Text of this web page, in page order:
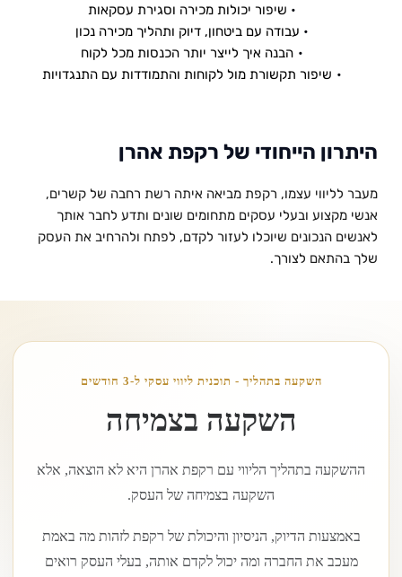
שיפור יכולות מכירה וסגירת עסקאות
עבודה עם ביטחון, דיוק ותהליך מכירה נכון
הבנה איך לייצר יותר הכנסות מכל לקוח
שיפור תקשורת מול לקוחות והתמודדות עם התנגדויות
היתרון הייחודי של רקפת אהרן
שלך בהתאם לצורך.
השקעה בתהליך - תוכנית ליווי עסקי ל-3 חודשים
השקעה בצמיחה
ההשקעה בתהליך הליווי עם רקפת אהרן היא לא הוצאה, אלא
השקעה בצמיחה של העסק.
באמצעות הדיוק, הניסיון והיכולת של רקפת לזהות מה באמת
מעכב את החברה ומה יכול לקדם אותה, בעלי העסק רואים